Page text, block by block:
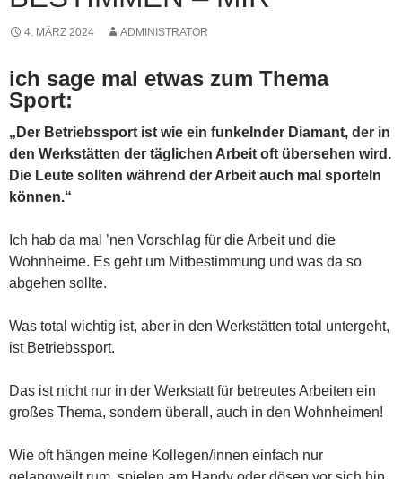
4. MÄRZ 2024 ADMINISTRATOR
ich sage mal etwas zum Thema
Sport:
„Der Betriebssport ist wie ein funkelnder Diamant, der in
den Werkstätten der täglichen Arbeit oft übersehen wird.
Die Leute sollten während der Arbeit auch mal sporteln
können.“
Ich hab da mal ’nen Vorschlag für die Arbeit und die
Wohnheime. Es geht um Mitbestimmung und was da so
abgehen sollte.
Was total wichtig ist, aber in den Werkstätten total untergeht,
ist Betriebssport.
Das ist nicht nur in der Werkstatt für betreutes Arbeiten ein
großes Thema, sondern überall, auch in den Wohnheimen!
Wie oft hängen meine Kollegen/innen einfach nur